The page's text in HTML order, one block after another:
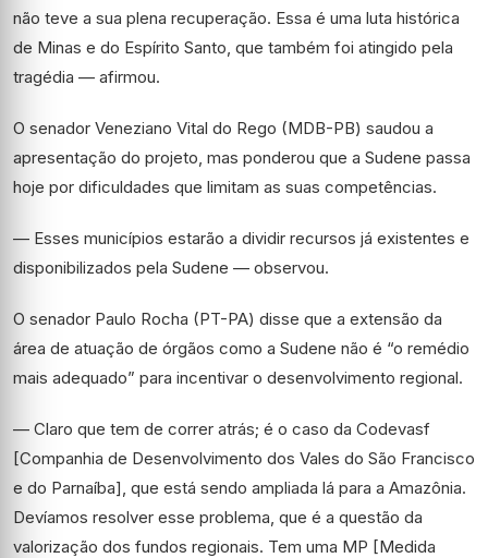
não teve a sua plena recuperação. Essa é uma luta histórica
de Minas e do Espírito Santo, que também foi atingido pela
tragédia — afirmou.
O senador Veneziano Vital do Rego (MDB-PB) saudou a
apresentação do projeto, mas ponderou que a Sudene passa
hoje por dificuldades que limitam as suas competências.
— Esses municípios estarão a dividir recursos já existentes e
disponibilizados pela Sudene — observou.
O senador Paulo Rocha (PT-PA) disse que a extensão da
área de atuação de órgãos como a Sudene não é “o remédio
mais adequado” para incentivar o desenvolvimento regional.
— Claro que tem de correr atrás; é o caso da Codevasf
[Companhia de Desenvolvimento dos Vales do São Francisco
e do Parnaíba], que está sendo ampliada lá para a Amazônia.
Devíamos resolver esse problema, que é a questão da
valorização dos fundos regionais. Tem uma MP [Medida